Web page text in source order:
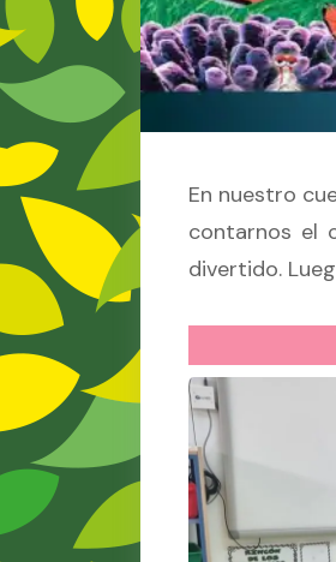
En nuestro
contarnos el
divertido.